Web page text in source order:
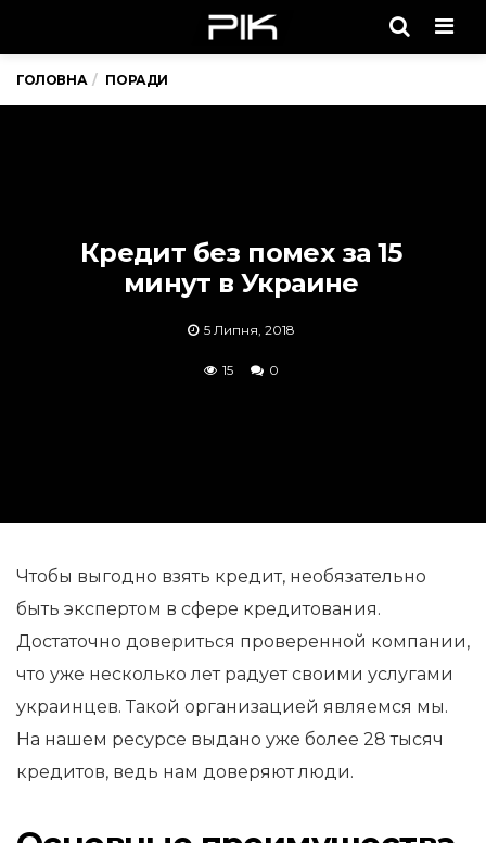
ГОЛОВНА ПОРАДИ
Кредит без помех за 15
минут в Украине
5 Липня, 2018
15 0
Чтобы выгодно взять кредит, необязательно
быть экспертом в сфере кредитования.
Достаточно довериться проверенной компании,
что уже несколько лет радует своими услугами
украинцев. Такой организацией являемся мы.
На нашем ресурсе выдано уже более 28 тысяч
кредитов, ведь нам доверяют люди.